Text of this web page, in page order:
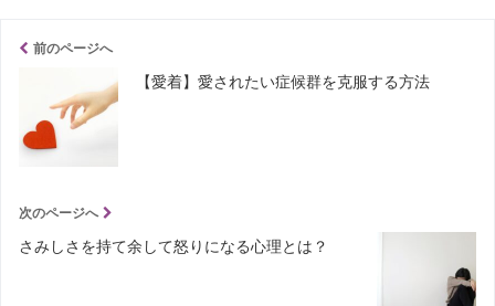
前のページへ
【愛着】愛されたい症候群を克服する方法
次のページへ
さみしさを持て余して怒りになる心理とは？